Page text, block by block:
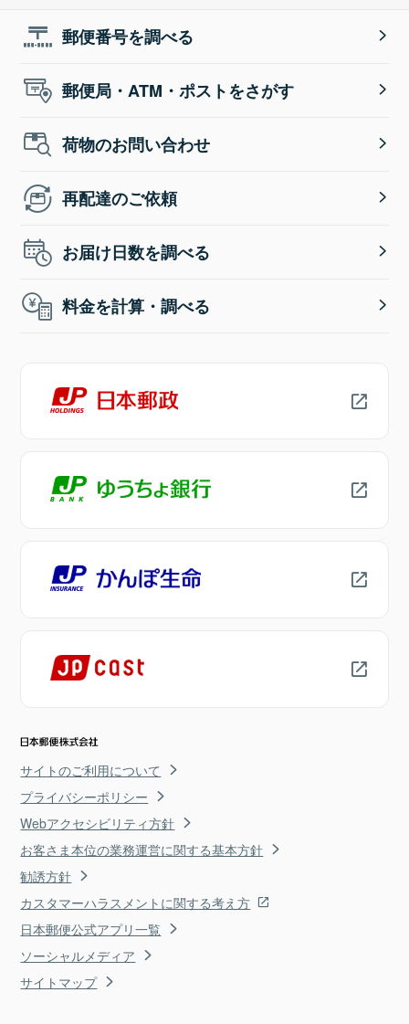
郵便番号を調べる
郵便局・ATM・ポストをさがす
荷物のお問い合わせ
再配達のご依頼
お届け日数を調べる
料金を計算・調べる
サイトのご利用について
プライバシーポリシー
Webアクセシビリティ方針
お客さま本位の業務運営に関する基本方針
勧誘方針
カスタマーハラスメントに関する考え方
日本郵便公式アプリ一覧
ソーシャルメディア
サイトマップ